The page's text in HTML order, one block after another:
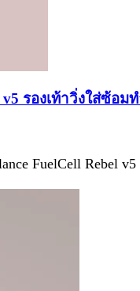
v5 รองเท้าวิ่งใส่ซ้อ
FuelCell